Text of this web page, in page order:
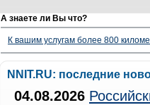
А знаете ли Вы что?
К вашим услугам более 800
NNIT.RU: последние
04.08.2026